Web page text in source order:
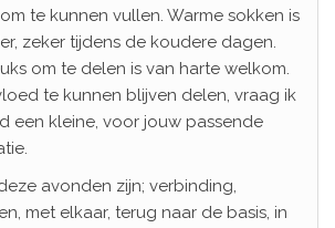
te kunnen vullen. Warme sokken is
zeker tijdens de koudere dagen.
om te delen is van harte welkom.
te kunnen blijven delen, vraag ik
een kleine, voor jouw passende
avonden zijn; verbinding,
met elkaar, terug naar de basis, in